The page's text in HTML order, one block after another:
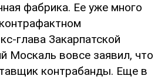
фабрика. Ее уже много
глава Закарпатской
Москаль вовсе заявил, что
контрабанды. Еще в